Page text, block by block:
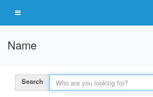
Name
Search